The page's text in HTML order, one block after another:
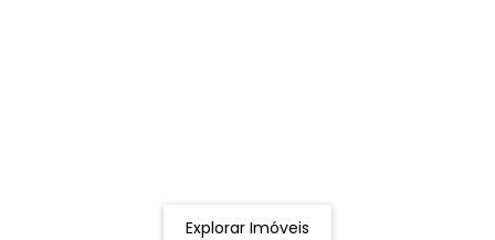
Explorar Imóveis